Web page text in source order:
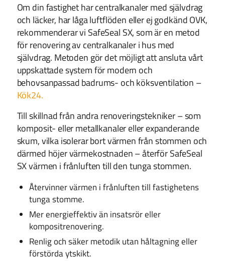
Om din fastighet har centralkanaler med självdrag
och läcker, har låga luftflöden eller ej godkänd OVK,
rekommenderar vi SafeSeal SX, som är en metod
för renovering av centralkanaler i hus med
självdrag. Metoden gör det möjligt att ansluta vårt
uppskattade system för modern och
behovsanpassad badrums- och köksventilation –
Kök24.
Till skillnad från andra renoveringstekniker – som
komposit- eller metallkanaler eller expanderande
skum, vilka isolerar bort värmen från stommen och
därmed höjer värmekostnaden – återför SafeSeal
SX värmen i frånluften till den tunga stommen.
Återvinner värmen i frånluften till fastighetens
tunga stomme.
Mer energieffektiv än insatsrör eller
kompositrenovering.
Renlig och säker metodik utan håltagning eller
förstörda ytskikt.